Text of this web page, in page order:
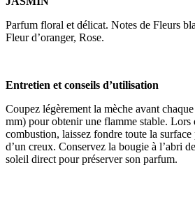
Parfum floral et délicat. Notes de Fleurs
Fleur d’oranger, Rose.
Entretien et conseils d’utilisation
Coupez légèrement la mèche avant
mm) pour obtenir une flamme stable. Lors
combustion, laissez fondre toute la
d’un creux. Conservez la bougie à l’abri
soleil direct pour préserver son parfum.